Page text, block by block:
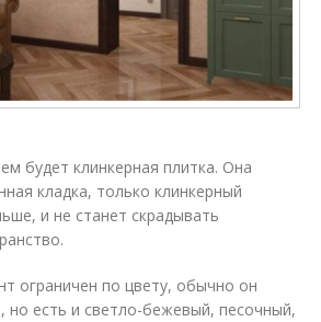
будет клинкерная плитка. Она
кладка, только клинкерный
и не станет скрадывать
ограничен по цвету, обычно он
но есть и светло-бежевый, песочный,